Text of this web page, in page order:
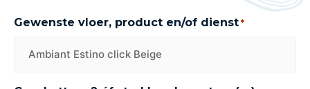
Gewenste vloer, product en/of dienst *